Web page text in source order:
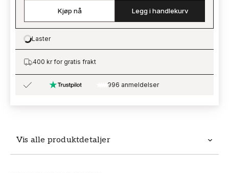
Vis alle produktdetaljer
Kjøp nå Legg i handlekurv
Loading…
Laster
400 kr for gratis frakt
996 anmeldelser